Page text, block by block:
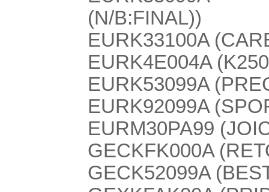
(N/B:FINAL))
EURK33100A
EURK4E004A
EURK53099A
EURK92099A
EURM30PA99
GECKFK000A
GECK52099A